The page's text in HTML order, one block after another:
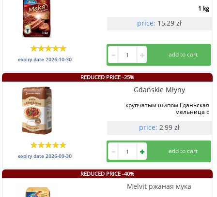
1 kg
price: 15,29 zł
expiry date 2026-10-30
REDUCED PRICE -25%
Gdańskie Młyny
крупчатым шипом Гданьская
мельница с
1 kg
price: 2,99 zł
expiry date 2026-09-30
REDUCED PRICE -40%
Melvit ржаная мука